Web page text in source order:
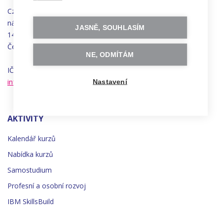
Czechitas, z.ú.
náměstí
Synků 1748/17
140 00 Praha 4 - Nusle
Česká republika
IČO 22834958 | DIČ CZ22834958
info@czechitas.cz
AKTIVITY
Kalendář kurzů
Nabídka kurzů
Samostudium
Profesní a osobní rozvoj
IBM SkillsBuild
JASNĚ, SOUHLASÍM
NE, ODMÍTÁM
Nastavení